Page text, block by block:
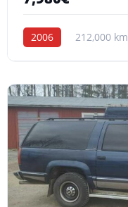
2006 212,000 km